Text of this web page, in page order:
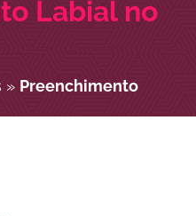
Labial no
» Preenchimento